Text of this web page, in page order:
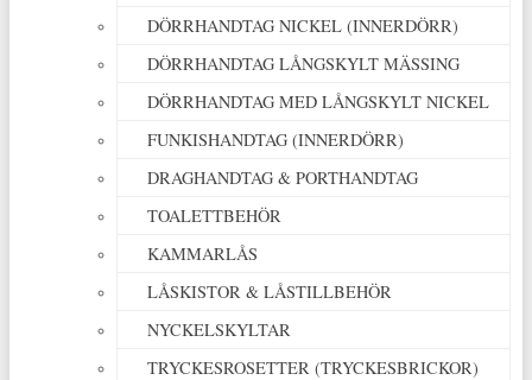
DÖRRHANDTAG NICKEL (INNERDÖRR)
DÖRRHANDTAG LÅNGSKYLT MÄSSING
DÖRRHANDTAG MED LÅNGSKYLT NICKEL
FUNKISHANDTAG (INNERDÖRR)
DRAGHANDTAG & PORTHANDTAG
TOALETTBEHÖR
KAMMARLÅS
LÅSKISTOR & LÅSTILLBEHÖR
NYCKELSKYLTAR
TRYCKESROSETTER (TRYCKESBRICKOR)